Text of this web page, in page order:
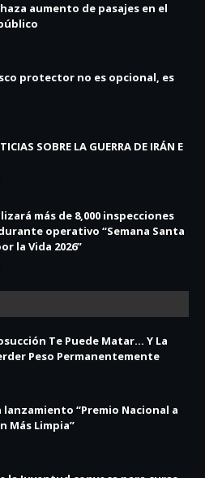
aumento de pasajes en el
protector no es opcional, es
SOBRE LA GUERRA DE IRÁN E
más de 8,000 inspecciones
operativo “Semana Santa
la Vida 2026”
Te Puede Matar… Y La
Peso Permanentemente
lanzamiento “Premio Nacional a
Más Limpia”